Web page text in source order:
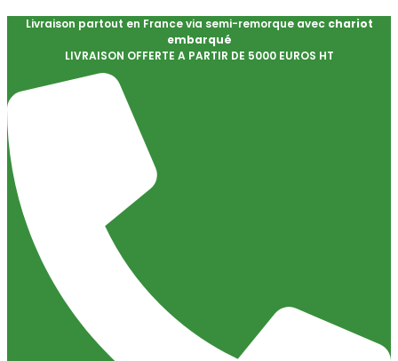
Livraison partout en France via semi-remorque avec chariot
embarqué
LIVRAISON OFFERTE A PARTIR DE 5000 EUROS HT